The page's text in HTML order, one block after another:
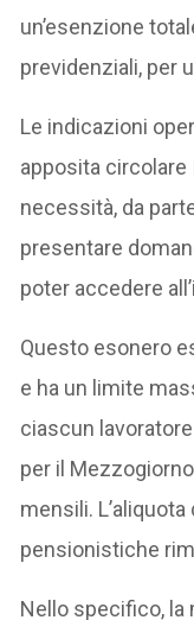
un’esenzione
previdenziali, per
Le indicazioni
apposita circolare
necessità, da
presentare
poter accedere
Questo esonero
e ha un limite
ciascun
per il
mensili.
pensionistiche
Nello specifico, la